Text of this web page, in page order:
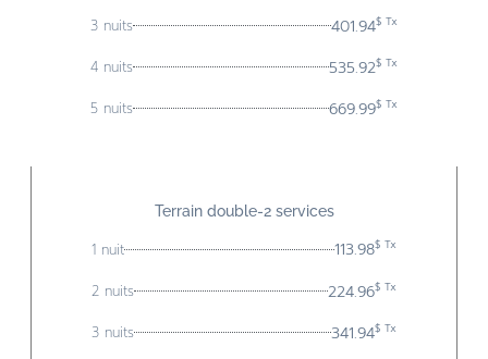
3 nuits 401.94$ Tx
4 nuits 535.92$ Tx
5 nuits 669.99$ Tx
Terrain double-2 services
1 nuit 113.98$ Tx
2 nuits 224.96$ Tx
3 nuits 341.94$ Tx